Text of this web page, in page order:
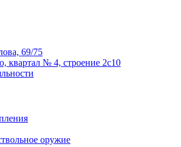
69/75
квартал № 4, строение 2с10
оружие